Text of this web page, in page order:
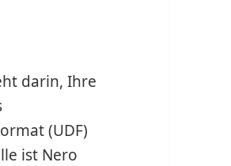
darin, Ihre
(UDF)
ist Nero